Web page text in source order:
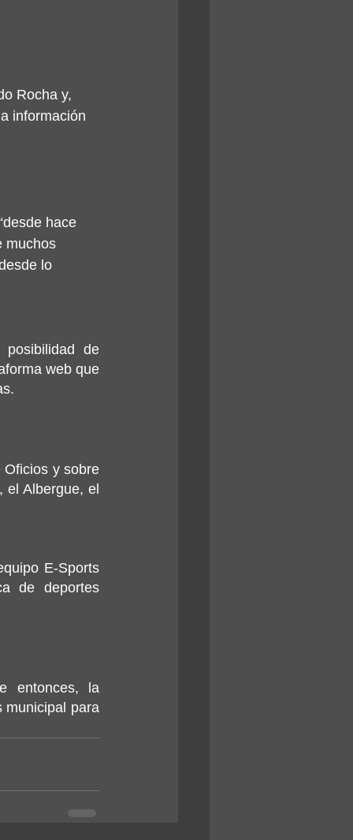
Rocha y,
información
hace
muchos
lo
de
web que
Oficios y sobre
el Albergue, el
E-Sports
de deportes
entonces, la
municipal para